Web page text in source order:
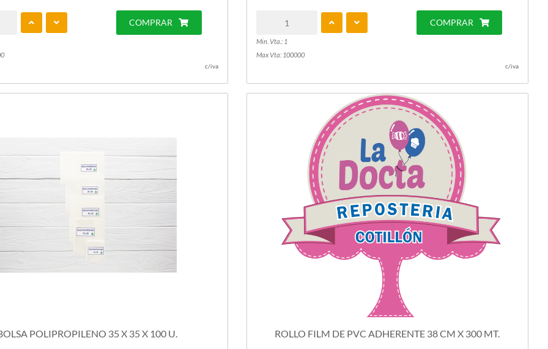
COMPRAR
c/iva
Min. Vta.: 1
Max Vta: 100000
COMPRAR
c/iva
POLIPROPILENO 35 X 35 X 100 U. ROLLO FILM DE PVC ADHERENTE 38 CM X 300 MT.